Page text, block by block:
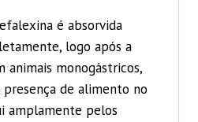
é absorvida
logo após a
animais monogástricos,
de alimento no
amplamente pelos